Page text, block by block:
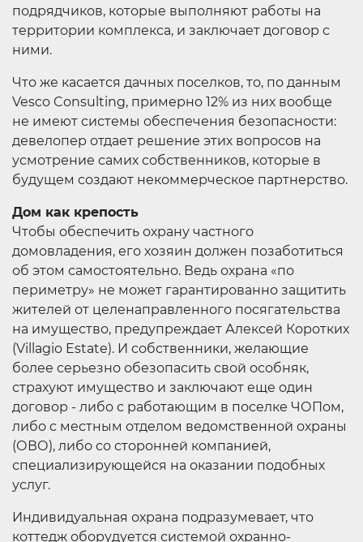
подрядчиков, которые выполняют работы на
территории комплекса, и заключает договор с
ними.
Что же касается дачных поселков, то, по данным
Vesco Consulting, примерно 12% из них вообще
не имеют системы обеспечения безопасности:
девелопер отдает решение этих вопросов на
усмотрение самих собственников, которые в
будущем создают некоммерческое партнерство.
Дом как крепость
Чтобы обеспечить охрану частного
домовладения, его хозяин должен позаботиться
об этом самостоятельно. Ведь охрана «по
периметру» не может гарантированно защитить
жителей от целенаправленного посягательства
на имущество, предупреждает Алексей Коротких
(Villagio Estate). И собственники, желающие
более серьезно обезопасить свой особняк,
страхуют имущество и заключают еще один
договор - либо с работающим в поселке ЧОПом,
либо с местным отделом ведомственной охраны
(ОВО), либо со сторонней компанией,
специализирующейся на оказании подобных
услуг.
Индивидуальная охрана подразумевает, что
коттедж оборудуется системой охранно-